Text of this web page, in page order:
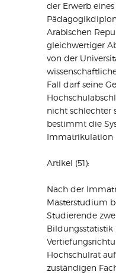
der Erwerb
Arabischen
gleichwertiger
von der
Fall darf seine
nicht schlechter
bestimmt die
Immatrikulation
Artikel (51):
Nach der
Masterstudium
Studierende
Hochschulrat
zuständigen